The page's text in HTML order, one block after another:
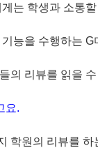
는 학생과 소통
능을 수행하는
의 리뷰를 읽을
요.
학원의 리뷰를